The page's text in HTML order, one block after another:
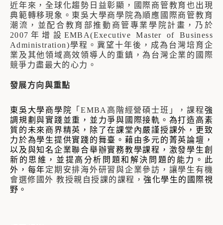
近年來，全球化趨勢日益彰顯，國際商管教育也出現
典範轉移現象。東吳大學商學院為順應國際商管教育
潮流，並配合教育部推動商管專業學院計畫，乃於
2007 年增設 EMBA(Executive Master of Business
Administration)學程。冀望十年後，成為台灣培育企
業及其他領域高效領導人的重鎮，為台灣企業的國際
競爭力盡最大的心力。
發展方向與重點
東吳大學商學院 「EMBA 高階經營碩士班」，課程強
調規劃與實踐並重，並力爭與國際接軌。為打造高素
質的未來商界精英，除了在課堂內嚴謹授課外，更致
力於為學生提供實踐的舞臺。藉由多元的菁英論壇，
以及與知名企業聯合舉辦實務教學課程，激發學生創
新的思維，並提高分析問題和解決問題的能力。此
外，每年定期安排海外研習與企業參訪，讓學生有機
會選修國外 教授親自授課的課程，強化學生的國際視
野。